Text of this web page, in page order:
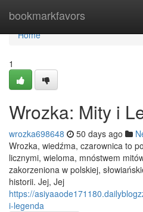
bookmarkfavors
Home
Home
1
Wrozka: Mity i
wrozka698648 50 days ago
Wrozka, wiedźma, czarownica to
licznymi, wieloma, mnóstwem
zakorzeniona w polskiej,
historii. Jej, Jej
https://
i-legenda